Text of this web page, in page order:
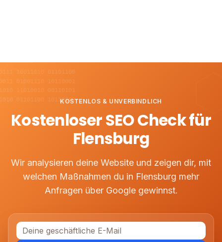
10011010 01101100
01001110 10110001
11010010 00110101
01101100 10110100KOSTENLOS & UNVERBINDLICH
Kostenloser SEO Check für
Flensburg
Wir analysieren deine Website und zeigen dir, mit
welchen Maßnahmen du in Flensburg mehr
Anfragen über Google gewinnst.